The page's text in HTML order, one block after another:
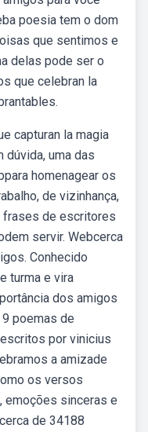
poesia tem o dom
que sentimos e
delas pode ser o
que celebran la
capturan la magia
dúvida, uma das
homenagear os
de vizinhança,
frases de escritores
servir. Webcerca
Conhecido
turma e vira
dos amigos
poemas de
por vinicius
a amizade
os versos
emoções sinceras e
de 34188